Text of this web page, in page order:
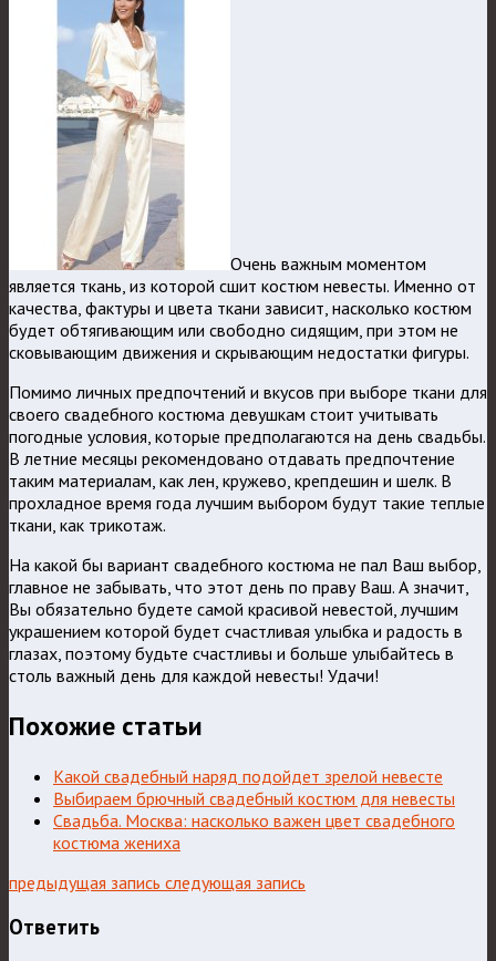
Очень важным моментом
является ткань, из которой сшит костюм невесты. Именно от
качества, фактуры и цвета ткани зависит, насколько костюм
будет обтягивающим или свободно сидящим, при этом не
сковывающим движения и скрывающим недостатки фигуры.
Помимо личных предпочтений и вкусов при выборе ткани для
своего свадебного костюма девушкам стоит учитывать
погодные условия, которые предполагаются на день свадьбы.
В летние месяцы рекомендовано отдавать предпочтение
таким материалам, как лен, кружево, крепдешин и шелк. В
прохладное время года лучшим выбором будут такие теплые
ткани, как трикотаж.
На какой бы вариант свадебного костюма не пал Ваш выбор,
главное не забывать, что этот день по праву Ваш. А значит,
Вы обязательно будете самой красивой невестой, лучшим
украшением которой будет счастливая улыбка и радость в
глазах, поэтому будьте счастливы и больше улыбайтесь в
столь важный день для каждой невесты! Удачи!
Похожие статьи
Какой свадебный наряд подойдет зрелой невесте
Выбираем брючный свадебный костюм для невесты
Свадьба. Москва: насколько важен цвет свадебного
костюма жениха
предыдущая запись следующая запись
Ответить